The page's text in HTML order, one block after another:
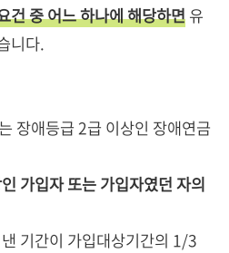
건 중 어느 하나에 해당하면유
니다.
장애등급 2급 이상인 장애연금
가입자 또는 가입자였던 자의
기간이 가입대상기간의 1/3